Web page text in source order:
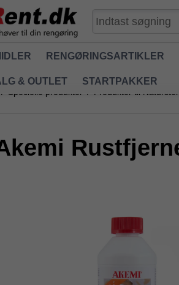
RENGØRINGSARTIKLER
& OUTLET STARTPAKKER
/ Specielle produkter / Produkter til